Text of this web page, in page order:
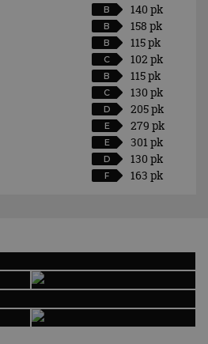
B
140 pk
B
158 pk
B
115 pk
C
102 pk
B
115 pk
C
130 pk
D
205 pk
E
279 pk
E
301 pk
D
130 pk
F 163 pk